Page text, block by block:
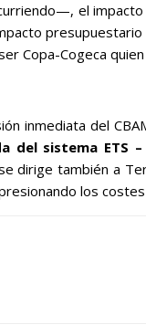
el
Copa-Cogeca
inmediata del
del sistema ETS –
dirige también a
los